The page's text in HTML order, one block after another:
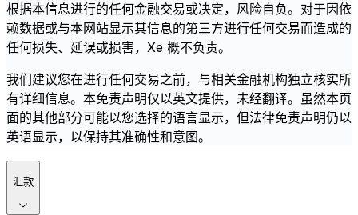
根据本信息进行的任何金融交易或决定，风险自负。对于因依
赖数据或与本网站显示其信息的第三方进行任何交易而造成的
任何损失、延误或损害，Xe 概不负责。
我们建议您在进行任何交易之前，与相关金融机构独立核实所
有详细信息。本免责声明仅以英文提供，未经翻译。虽然本页
面的其他部分可能以您选择的语言显示，但法律免责声明仍以
英语显示，以保持其准确性和意图。
汇款